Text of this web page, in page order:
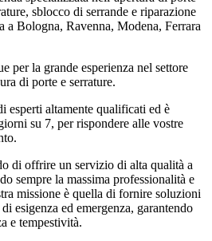
sblocco di serrande e riparazione
a Bologna, Ravenna, Modena, Ferrara
per la grande esperienza nel settore
di porte e serrature.
esperti altamente qualificati ed è
su 7, per rispondere alle vostre
di offrire un servizio di alta qualità a
sempre la massima professionalità e
missione è quella di fornire soluzioni
esigenza ed emergenza, garantendo
e tempestività.